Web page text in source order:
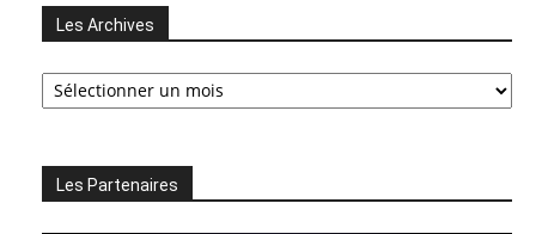
Les Archives
Les
Archives
Les Partenaires